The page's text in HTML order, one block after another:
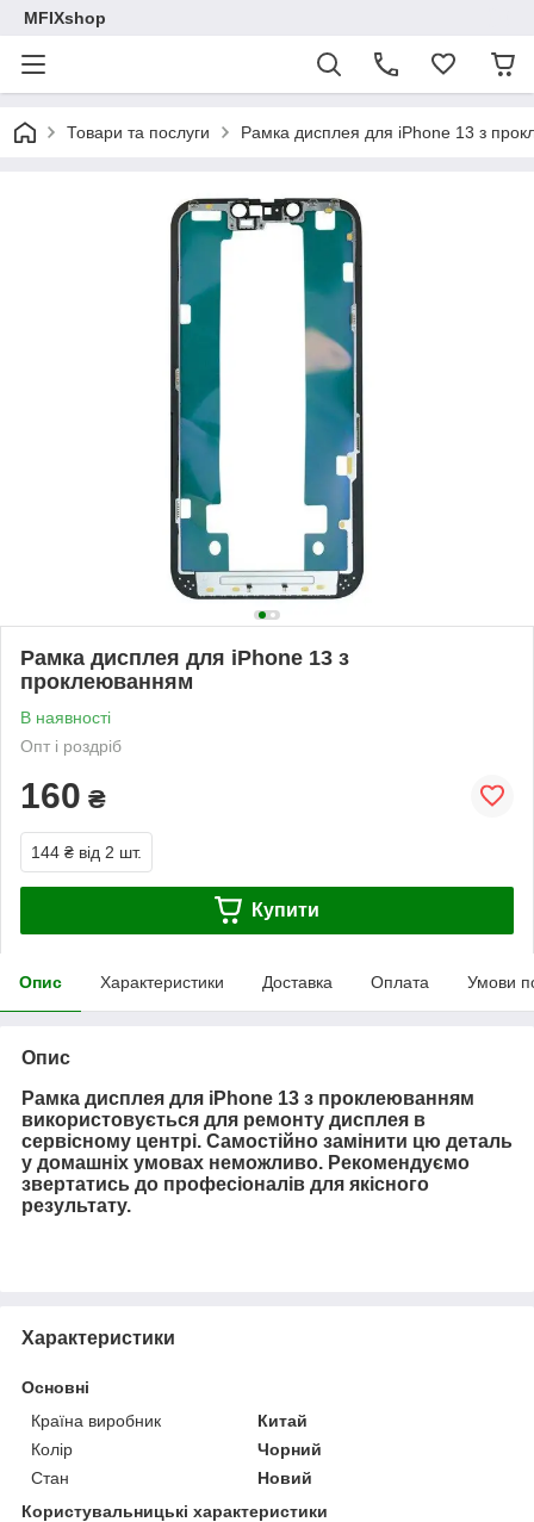
MFIXshop
Товари та послуги Рамка дисплея для iPhone 13 з
Рамка дисплея для iPhone 13 з
проклеюванням
В наявності
Опт і роздріб
160 ₴
144 ₴ від 2 шт.
Купити
Опис Характеристики Доставка Оплата Умови
Опис
Рамка дисплея для iPhone 13 з проклеюванням
використовується для ремонту дисплея в
сервісному центрі. Самостійно замінити цю деталь
у домашніх умовах неможливо. Рекомендуємо
звертатись до професіоналів для якісного
результату.
Характеристики
Основні
Країна виробник
Китай
Колір
Чорний
Стан
Новий
Користувальницькі характеристики